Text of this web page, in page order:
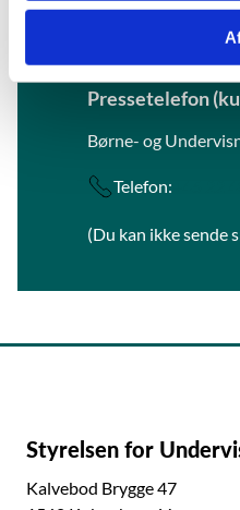
Pressetelefon
Børne- og
Telefon:
(Du kan ikke sende
Styrelsen for
Kalvebod Brygge 47